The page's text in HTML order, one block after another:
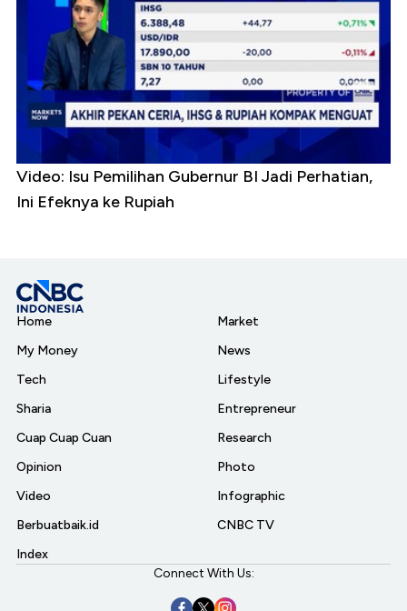
Video: Isu Pemilihan Gubernur BI Jadi Perhatian,
Ini Efeknya ke Rupiah
Home
My Money
Tech
Sharia
Cuap Cuap Cuan
Opinion
Video
Berbuatbaik.id
Index
Market
News
Lifestyle
Entrepreneur
Research
Photo
Infographic
CNBC TV
Connect With Us: